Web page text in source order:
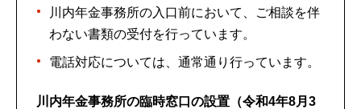
川内年金事務所の入口前において、ご相談を伴
わない書類の受付を行っています。
電話対応については、通常通り行っています。
川内年金事務所の臨時窓口の設置（令和4年8月3